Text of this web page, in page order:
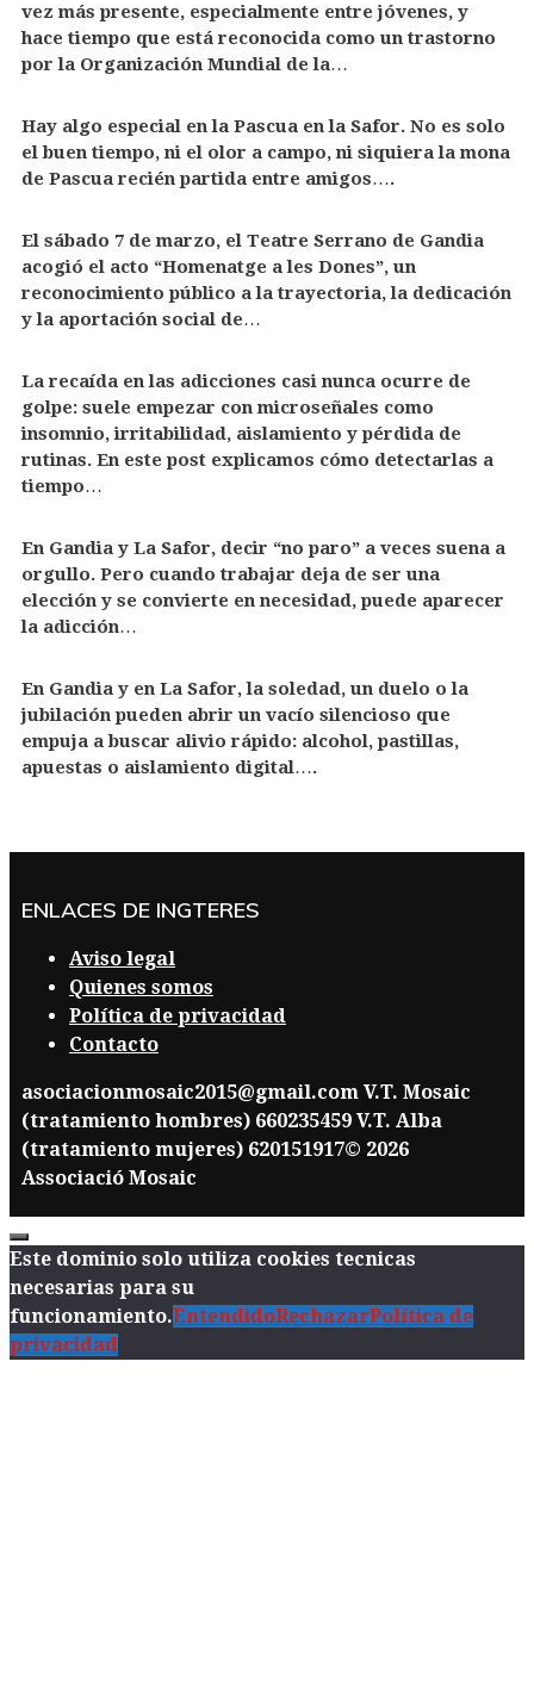
vez más presente, especialmente entre jóvenes, y
hace tiempo que está reconocida como un trastorno
por la Organización Mundial de la…
Hay algo especial en la Pascua en la Safor. No es solo
el buen tiempo, ni el olor a campo, ni siquiera la mona
de Pascua recién partida entre amigos….
El sábado 7 de marzo, el Teatre Serrano de Gandia
acogió el acto “Homenatge a les Dones”, un
reconocimiento público a la trayectoria, la dedicación
y la aportación social de…
La recaída en las adicciones casi nunca ocurre de
golpe: suele empezar con microseñales como
insomnio, irritabilidad, aislamiento y pérdida de
rutinas. En este post explicamos cómo detectarlas a
tiempo…
En Gandia y La Safor, decir “no paro” a veces suena a
orgullo. Pero cuando trabajar deja de ser una
elección y se convierte en necesidad, puede aparecer
la adicción…
En Gandia y en La Safor, la soledad, un duelo o la
jubilación pueden abrir un vacío silencioso que
empuja a buscar alivio rápido: alcohol, pastillas,
apuestas o aislamiento digital….
ENLACES DE INGTERES
Aviso legal
Quienes somos
Política de privacidad
Contacto
asociacionmosaic2015@gmail.com V.T. Mosaic
(tratamiento hombres) 660235459 V.T. Alba
(tratamiento mujeres) 620151917© 2026
Associació Mosaic
Close
Este dominio solo utiliza cookies tecnicas
necesarias para su
funcionamiento.EntendidoRechazarPolítica de
privacidad